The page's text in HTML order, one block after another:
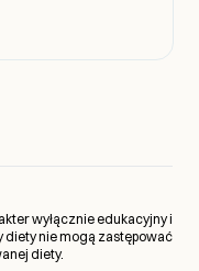
wyłącznie edukacyjny i
diety nie mogą zastępować
diety.